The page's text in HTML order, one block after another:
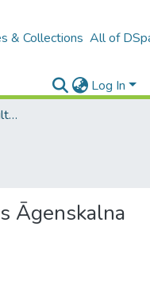
& Collections All of
Log In
B4 – LU fakultātes / Faculties of the UL
Āgenskalna